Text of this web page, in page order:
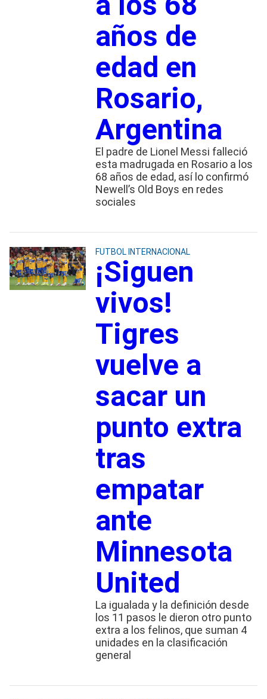
años de
edad en
Rosario,
Argentina
El padre de Lionel Messi falleció
esta madrugada en Rosario a los
68 años de edad, así lo confirmó
Newell’s Old Boys en redes
sociales
FUTBOL INTERNACIONAL
¡Siguen
vivos!
Tigres
vuelve a
sacar un
punto extra
tras
empatar
ante
Minnesota
United
La igualada y la definición desde
los 11 pasos le dieron otro punto
extra a los felinos, que suman 4
unidades en la clasificación
general